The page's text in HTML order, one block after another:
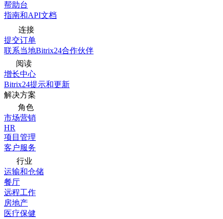
帮助台
指南和API文档
连接
提交订单
联系当地Bitrix24合作伙伴
阅读
增长中心
Bitrix24提示和更新
解决方案
角色
市场营销
HR
项目管理
客户服务
行业
运输和仓储
餐厅
远程工作
房地产
医疗保健